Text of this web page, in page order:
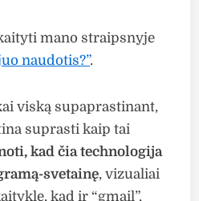
mano straipsnyje
naudotis?”.
viską supaprastinant,
suprasti kaip tai
kad čia technologija
svetainę, vizualiai
kad ir “gmail”,